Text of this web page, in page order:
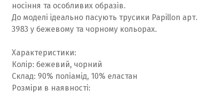
носіння та особливих образів.
До моделі ідеально пасують трусики Papillon арт.
3983 у бежевому та чорному кольорах.
Характеристики:
Колір: бежевий, чорний
Склад: 90% поліамід, 10% еластан
Розміри в наявності: